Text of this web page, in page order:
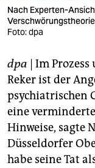
verlag
veranstaltungen
fragen & hilfe
unterstützen
abo
genossenschaft
Nach Experten-
Foto: dpa
dpa | Im
Reker ist der
psychiatrischen
eine
Hinweise, sagte
Düsseldorfer
habe seine Tat